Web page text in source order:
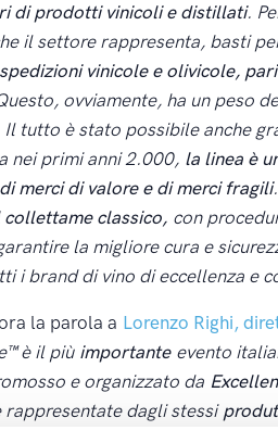
di prodotti vinicoli e distillati.
il settore rappresenta, basti
vinicole e olivicole,
ovviamente, ha un peso
Il tutto è stato possibile anche
nei primi anni 2.000, la linea è
merci di valore e di merci fragili.
classico, con
la migliore cura e
i brand di vino di eccellenza e
la parola a Lorenzo Righi,
è il più importanteevento
e organizzato da
rappresentate dagli stessi